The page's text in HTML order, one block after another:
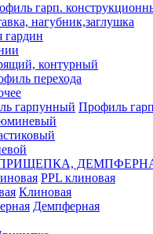
гарп.
нагубник,заглушка
гардин
контурный
перехода
Профиль
PPL клиновая
Клиновая
Демпферная